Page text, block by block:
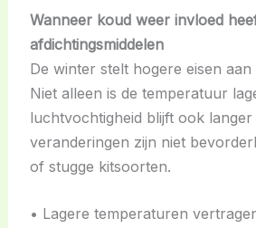
Wanneer koud weer invloed
afdichtingsmiddelen
De winter stelt hogere eisen aan
Niet alleen is de temperatuur
luchtvochtigheid blijft ook langer
veranderingen zijn niet
of stugge kitsoorten.
• Lagere temperaturen